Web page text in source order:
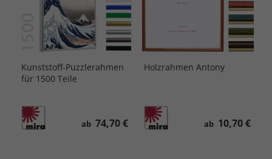
Kunststoff-Puzzlerahmen
für 1500 Teile
ab 74,70 €
Holzrahmen Antony
ab 10,70 €